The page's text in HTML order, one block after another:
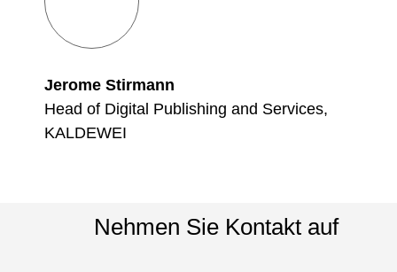
Jerome Stirmann
Head of Digital Publishing and Services,
KALDEWEI
Nehmen Sie Kontakt auf